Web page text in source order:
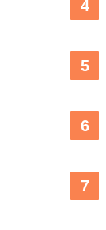
4
5
6
7